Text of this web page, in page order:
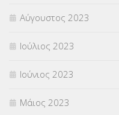
Αύγουστος 2023
Ιούλιος 2023
Ιούνιος 2023
Μάιος 2023